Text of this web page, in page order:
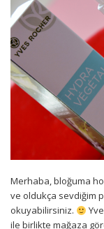
Merhaba, bloğuma
ve oldukça sevdiğim
okuyabilirsiniz.
ile birlikte mağaza